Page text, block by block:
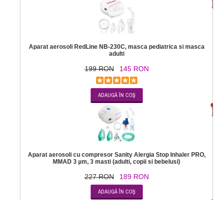
Aparat aerosoli RedLine NB-230C, masca pediatrica si masca
adulti
199 RON 145 RON
Aparat aerosoli cu compresor Sanity Alergia Stop Inhaler PRO,
MMAD 3 µm, 3 masti (adulti, copii si bebelusi)
227 RON 189 RON